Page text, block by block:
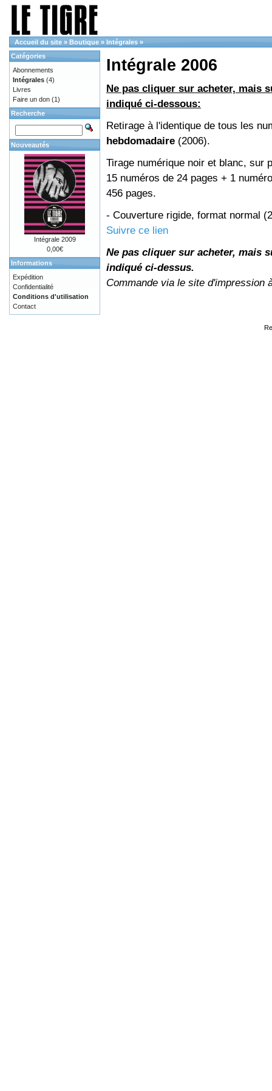
Accueil du site » Boutique » Intégrales »
Intégrale 2006
Ne pas cliquer sur acheter, mais
indiqué ci-dessous:
Retirage à l'identique de tous les
hebdomadaire (2006).
Tirage numérique noir et blanc, sur
15 numéros de 24 pages + 1
456 pages.
- Couverture rigide, format normal
Suivre ce lien
Ne pas cliquer sur acheter, mais
indiqué ci-dessus.
Commande via le site d'impression
Catégories
Abonnements
Intégrales (4)
Livres
Faire un don (1)
Recherche
Nouveautés
Intégrale 2009
0,00€
Informations
Expédition
Confidentialité
Conditions d'utilisation
Contact